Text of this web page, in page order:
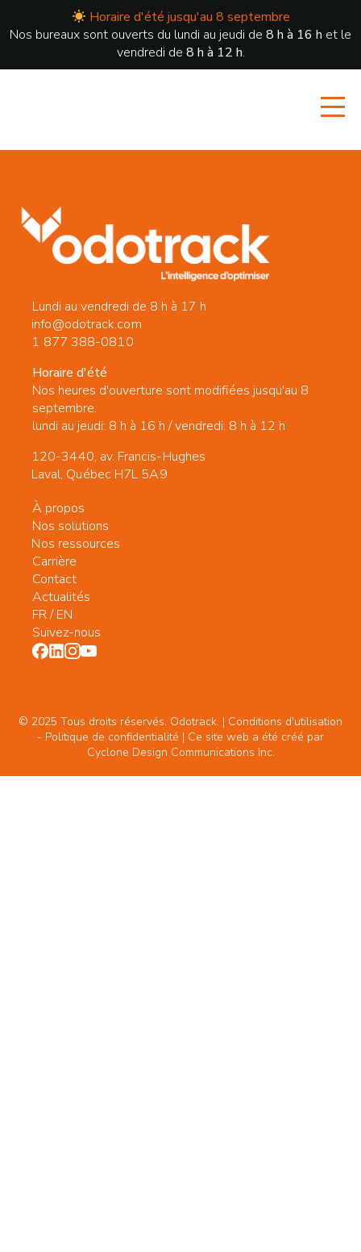
Horaire d'été jusqu'au 8 septembre
Nos bureaux sont ouverts du lundi au jeudi de 8 h à 16 h et le
vendredi de 8 h à 12 h.
Lundi au vendredi de 8 h à 17 h
info@odotrack.com
1 877 388-0810
Horaire d'été
Nos heures d'ouverture sont modifiées jusqu'au 8
septembre.
lundi au jeudi: 8 h à 16 h / vendredi: 8 h à 12 h
120-3440, av. Francis-Hughes
Laval, Québec H7L 5A9
À propos
Nos solutions
Nos ressources
Carrière
Contact
Actualités
FR/EN
Suivez-nous
© 2025 Tous droits réservés. Odotrack. | Conditions d'utilisation
- Politique de confidentialité | Ce site web a été créé par
Cyclone Design Communications Inc.